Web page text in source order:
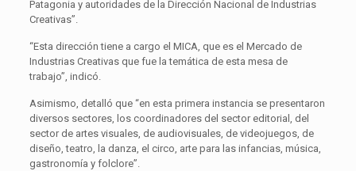
Patagonia y autoridades de la Dirección Nacional de Industrias
Creativas”.
“Esta dirección tiene a cargo el MICA, que es el Mercado de
Industrias Creativas que fue la temática de esta mesa de
trabajo”, indicó.
Asimismo, detalló que “en esta primera instancia se presentaron
diversos sectores, los coordinadores del sector editorial, del
sector de artes visuales, de audiovisuales, de videojuegos, de
diseño, teatro, la danza, el circo, arte para las infancias, música,
gastronomía y folclore”.